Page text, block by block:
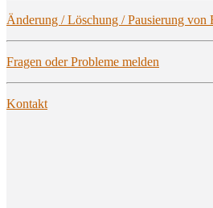
Ände­rung / Löschung / Pau­sie­rung von
Fra­gen oder Pro­ble­me melden
Kon­takt